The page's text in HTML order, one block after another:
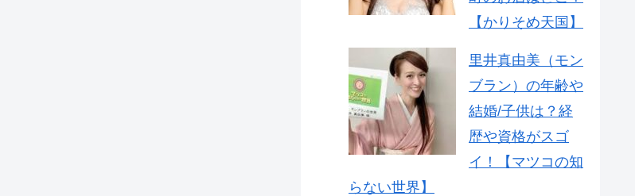
【かりそめ天国】
里井真由美（モン
ブラン）の年齢や
結婚/子供は？経
歴や資格がスゴ
イ！【マツコの知
らない世界】